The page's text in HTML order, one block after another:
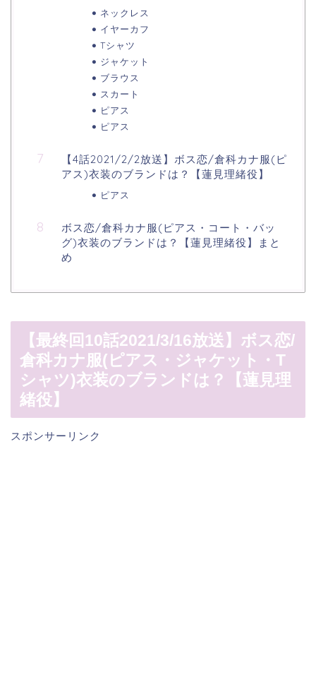
ネックレス
イヤーカフ
Tシャツ
ジャケット
ブラウス
スカート
ピアス
ピアス
【4話2021/2/2放送】ボス恋/倉科カナ服(ピ
アス)衣装のブランドは？【蓮見理緒役】
ピアス
ボス恋/倉科カナ服(ピアス・コート・バッ
グ)衣装のブランドは？【蓮見理緒役】まと
め
【最終回10話2021/3/16放送】ボス恋/
倉科カナ服(ピアス・ジャケット・T
シャツ)衣装のブランドは？【蓮見理
緒役】
スポンサーリンク